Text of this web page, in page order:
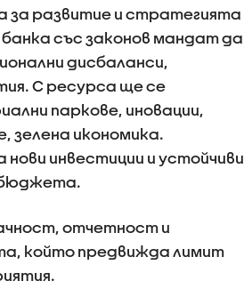
за развитие и стратегията
със законов мандат да
дисбаланси,
С ресурса ще се
паркове, иновации,
зелена икономика.
инвестиции и устойчиви
бюджета.
отчетност и
който предвижда лимит